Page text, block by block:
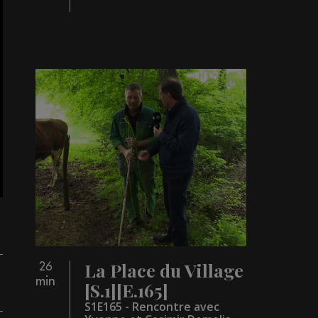
26
min
La Place du Village
[S.1][E.165]
S1E165 - Rencontre avec